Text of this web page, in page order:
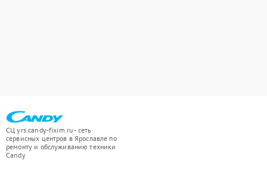
СЦ yrs.candy-fixim.ru - сеть
сервисных центров в Ярославле по
ремонту и обслуживанию техники
Candy